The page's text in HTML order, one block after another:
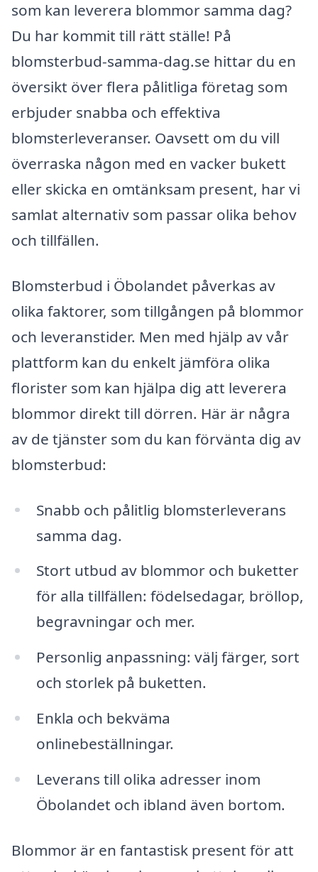
som kan leverera blommor samma dag?
Du har kommit till rätt ställe! På
blomsterbud-samma-dag.se hittar du en
översikt över flera pålitliga företag som
erbjuder snabba och effektiva
blomsterleveranser. Oavsett om du vill
överraska någon med en vacker bukett
eller skicka en omtänksam present, har vi
samlat alternativ som passar olika behov
och tillfällen.
Blomsterbud i Öbolandet påverkas av
olika faktorer, som tillgången på blommor
och leveranstider. Men med hjälp av vår
plattform kan du enkelt jämföra olika
florister som kan hjälpa dig att leverera
blommor direkt till dörren. Här är några
av de tjänster som du kan förvänta dig av
blomsterbud:
Snabb och pålitlig blomsterleverans
samma dag.
Stort utbud av blommor och buketter
för alla tillfällen: födelsedagar, bröllop,
begravningar och mer.
Personlig anpassning: välj färger, sort
och storlek på buketten.
Enkla och bekväma
onlinebeställningar.
Leverans till olika adresser inom
Öbolandet och ibland även bortom.
Blommor är en fantastisk present för att